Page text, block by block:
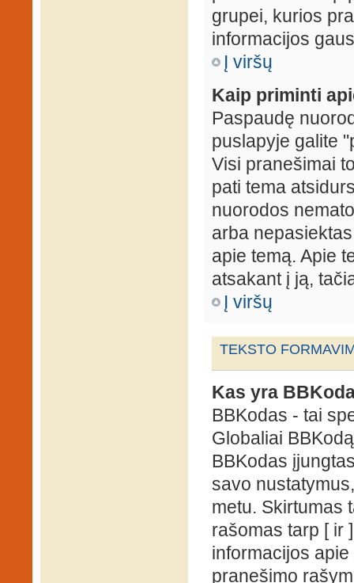
grupei, kurios
informacijos
Į viršų
Kaip priminti
Paspaudę
puslapyje galite
Visi pranešimai
pati tema
nuorodos
arba
apie temą. Apie
atsakant į ją,
Į viršų
TEKSTO
Kas yra
BBKodas - tai
Globaliai
BBKodas
savo
metu. Skirtumas
rašomas tarp [ ir
informacijos
pranešimo